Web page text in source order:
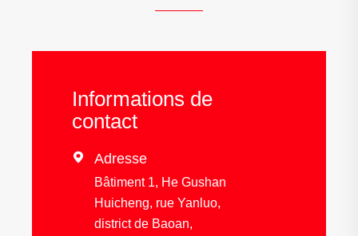
Informations de
contact
 Adresse
Bâtiment 1, He Gushan
Huicheng, rue Yanluo,
district de Baoan,